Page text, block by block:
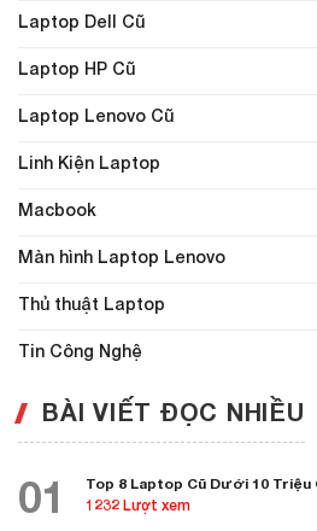
Laptop Dell Cũ
Laptop HP Cũ
Laptop Lenovo Cũ
Linh Kiện Laptop
Macbook
Màn hình Laptop Lenovo
Thủ thuật Laptop
Tin Công Nghệ
BÀI VIẾT ĐỌC NHIỀU
01
Top 8 Laptop Cũ Dưới 10
1232 Lượt xem